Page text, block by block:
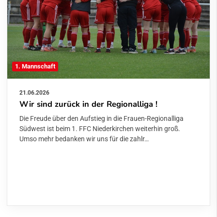
1. Mannschaft
21.06.2026
Wir sind zurück in der Regionalliga !
Die Freude über den Aufstieg in die Frauen-Regionalliga
Südwest ist beim 1. FFC Niederkirchen weiterhin groß.
Umso mehr bedanken wir uns für die zahlr…